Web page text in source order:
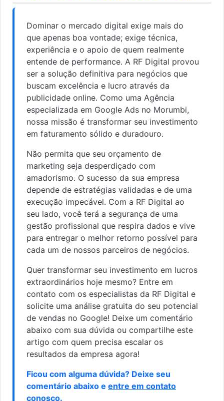
Dominar o mercado digital exige mais do
que apenas boa vontade; exige técnica,
experiência e o apoio de quem realmente
entende de performance. A RF Digital provou
ser a solução definitiva para negócios que
buscam excelência e lucro através da
publicidade online. Como uma Agência
especializada em Google Ads no Morumbi,
nossa missão é transformar seu investimento
em faturamento sólido e duradouro.
Não permita que seu orçamento de
marketing seja desperdiçado com
amadorismo. O sucesso da sua empresa
depende de estratégias validadas e de uma
execução impecável. Com a RF Digital ao
seu lado, você terá a segurança de uma
gestão profissional que respira dados e vive
para entregar o melhor retorno possível para
cada um de nossos parceiros de negócios.
Quer transformar seu investimento em lucros
extraordinários hoje mesmo? Entre em
contato com os especialistas da RF Digital e
solicite uma análise gratuita do seu potencial
de vendas no Google! Deixe um comentário
abaixo com sua dúvida ou compartilhe este
artigo com quem precisa escalar os
resultados da empresa agora!
Ficou com alguma dúvida? Deixe seu
comentário abaixo e entre em contato
conosco.